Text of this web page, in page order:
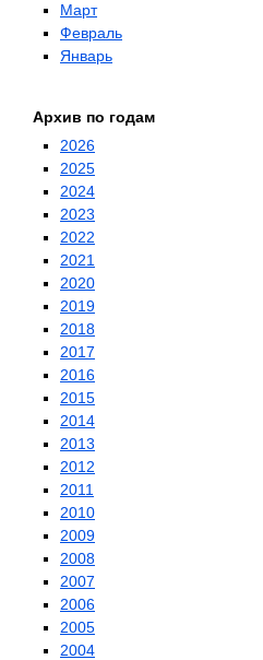
Март
Февраль
Январь
Архив по годам
2026
2025
2024
2023
2022
2021
2020
2019
2018
2017
2016
2015
2014
2013
2012
2011
2010
2009
2008
2007
2006
2005
2004